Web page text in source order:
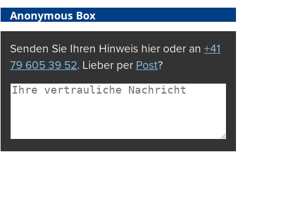
Anonymous Box
Senden Sie Ihren Hinweis hier oder an +41
79 605 39 52. Lieber per Post?